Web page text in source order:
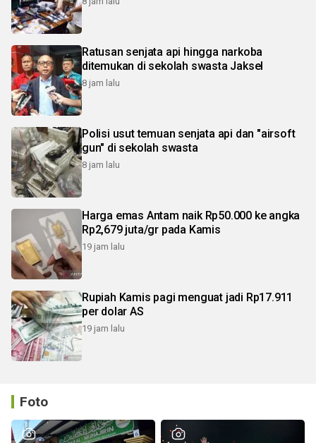
Ratusan senjata api hingga narkoba
ditemukan di sekolah swasta Jaksel
8 jam lalu
Polisi usut temuan senjata api dan "airsoft
gun" di sekolah swasta
8 jam lalu
Harga emas Antam naik Rp50.000 ke angka
Rp2,679 juta/gr pada Kamis
19 jam lalu
Rupiah Kamis pagi menguat jadi Rp17.911
per dolar AS
19 jam lalu
Foto